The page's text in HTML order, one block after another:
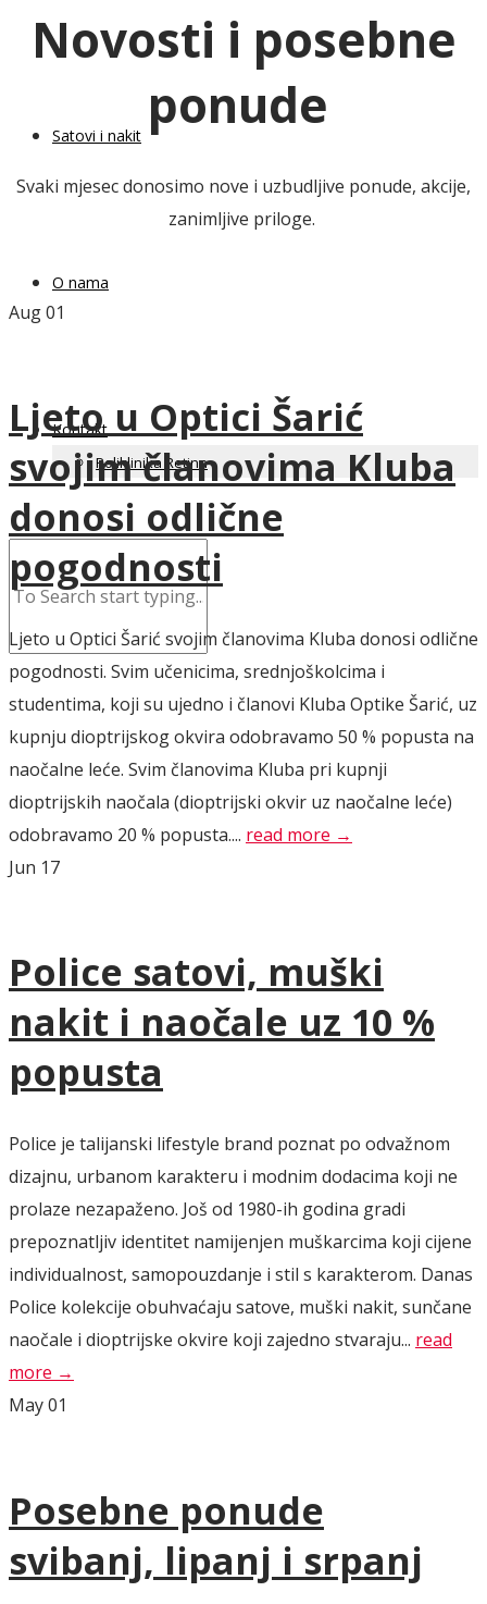
Satovi i nakit
O nama
Kontakt
Poliklinika Retina
Novosti i posebne
ponude
Svaki mjesec donosimo nove i uzbudljive ponude, akcije,
zanimljive priloge.
Aug01
Ljeto u Optici Šarić
svojim članovima Kluba
donosi odlične
pogodnosti
Ljeto u Optici Šarić svojim članovima Kluba donosi odlične
pogodnosti. Svim učenicima, srednjoškolcima i
studentima, koji su ujedno i članovi Kluba Optike Šarić, uz
kupnju dioptrijskog okvira odobravamo 50 % popusta na
naočalne leće. Svim članovima Kluba pri kupnji
dioptrijskih naočala (dioptrijski okvir uz naočalne leće)
odobravamo 20 % popusta.... read more →
Jun 17
Police satovi, muški
nakit i naočale uz 10 %
popusta
Police je talijanski lifestyle brand poznat po odvažnom
dizajnu, urbanom karakteru i modnim dodacima koji ne
prolaze nezapaženo. Još od 1980-ih godina gradi
prepoznatljiv identitet namijenjen muškarcima koji cijene
individualnost, samopouzdanje i stil s karakterom. Danas
Police kolekcije obuhvaćaju satove, muški nakit, sunčane
naočale i dioptrijske okvire koji zajedno stvaraju... read
more →
May01
Posebne ponude
svibanj, lipanj i srpanj